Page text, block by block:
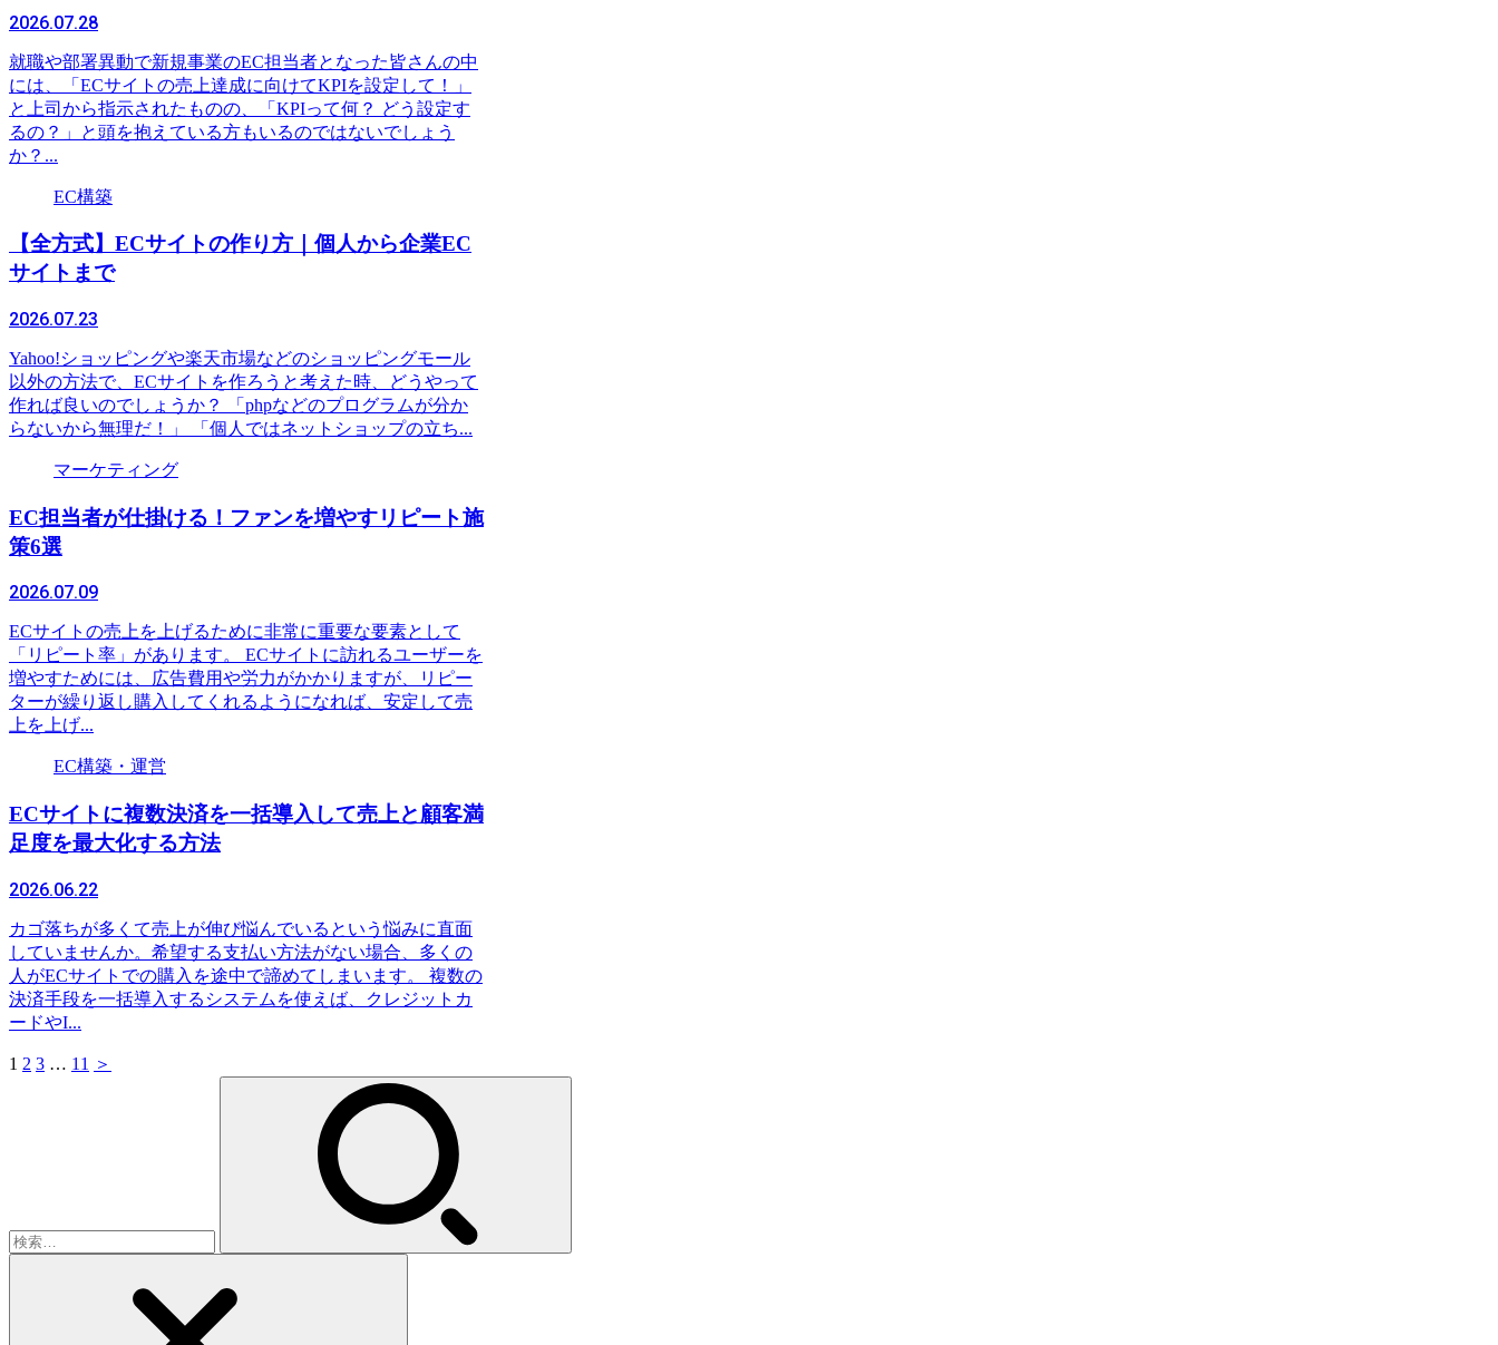
2026.07.28
就職や部署異動で新規事業のEC担当者となった皆さんの中
には、「ECサイトの売上達成に向けてKPIを設定して！」
と上司から指示されたものの、「KPIって何？ どう設定す
るの？」と頭を抱えている方もいるのではないでしょう
か？...
EC構築
【全方式】ECサイトの作り方｜個人から企業EC
サイトまで
2026.07.23
Yahoo!ショッピングや楽天市場などのショッピングモール
以外の方法で、ECサイトを作ろうと考えた時、どうやって
作れば良いのでしょうか？ 「phpなどのプログラムが分か
らないから無理だ！」 「個人ではネットショップの立ち...
マーケティング
EC担当者が仕掛ける！ファンを増やすリピート施
策6選
2026.07.09
ECサイトの売上を上げるために非常に重要な要素として
「リピート率」があります。 ECサイトに訪れるユーザーを
増やすためには、広告費用や労力がかかりますが、リピー
ターが繰り返し購入してくれるようになれば、安定して売
上を上げ...
EC構築・運営
ECサイトに複数決済を一括導入して売上と顧客満
足度を最大化する方法
2026.06.22
カゴ落ちが多くて売上が伸び悩んでいるという悩みに直面
していませんか。希望する支払い方法がない場合、多くの
人がECサイトでの購入を途中で諦めてしまいます。 複数の
決済手段を一括導入するシステムを使えば、クレジットカ
ードやI...
1 2 3 … 11
＞